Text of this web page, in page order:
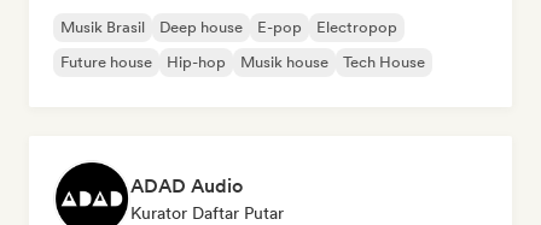
Musik Brasil Deep house E-pop
Electropop
Future house
Hip-hop Musik house Tech House
ADAD Audio
Kurator Daftar Putar